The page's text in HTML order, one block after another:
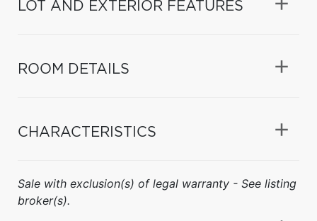
LOT AND EXTERIOR FEATURES
ROOM DETAILS
CHARACTERISTICS
Sale with exclusion(s) of legal warranty - See listing
broker(s).